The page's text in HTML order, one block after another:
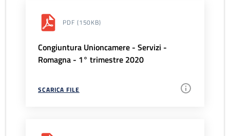
PDF (150KB)
Congiuntura Unioncamere - Servizi -
Romagna - 1° trimestre 2020
SCARICA FILE